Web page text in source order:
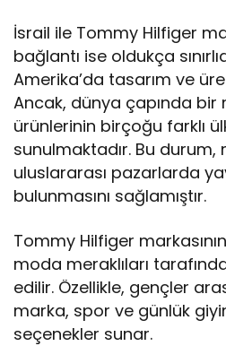
İsrail ile Tommy Hilfiger
bağlantı ise oldukça
Amerika’da tasarım ve
Ancak, dünya çapında bir
ürünlerinin birçoğu farklı
sunulmaktadır. Bu durum,
uluslararası pazarlarda
bulunmasını sağlamıştır.
Tommy Hilfiger
moda meraklıları
edilir. Özellikle, gençler
marka, spor ve günlük
seçenekler sunar.